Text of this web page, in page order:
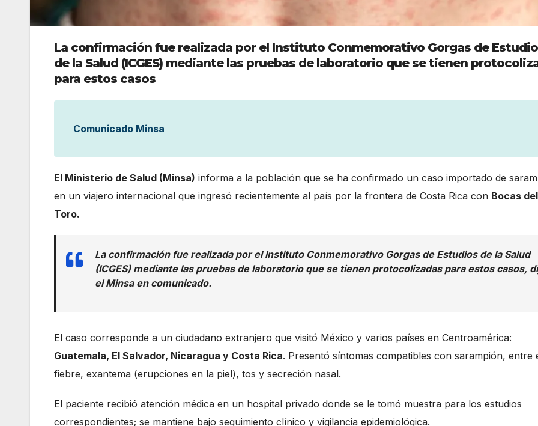
La confirmación fue realizada por el Instituto Conmemorativo Gorgas de
de la Salud (ICGES) mediante las pruebas de laboratorio que se tienen
para estos casos
Comunicado Minsa
El Ministerio de Salud (Minsa) informa a la población que se ha confirmado un caso importado de
en un viajero internacional que ingresó recientemente al país por la frontera de Costa Rica con Bocas del
Toro.
La confirmación fue realizada por el Instituto Conmemorativo Gorgas de Estudios de la Salud
(ICGES) mediante las pruebas de laboratorio que se tienen protocolizadas para estos casos,
el Minsa en comunicado.
El caso corresponde a un ciudadano extranjero que visitó México y varios países en Centroamérica:
Guatemala, El Salvador, Nicaragua y Costa Rica. Presentó síntomas compatibles con sarampión, entre
fiebre, exantema (erupciones en la piel), tos y secreción nasal.
El paciente recibió atención médica en un hospital privado donde se le tomó muestra para los estudios
correspondientes; se mantiene bajo seguimiento clínico y vigilancia epidemiológica.